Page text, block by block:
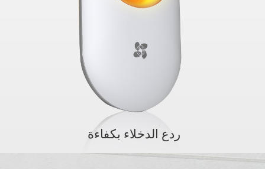
ردع الدخلاء بكفاءة